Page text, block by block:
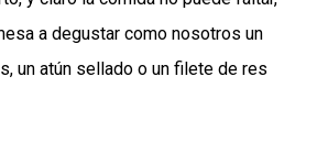
a degustar como nosotros un
un atún sellado o un filete de res